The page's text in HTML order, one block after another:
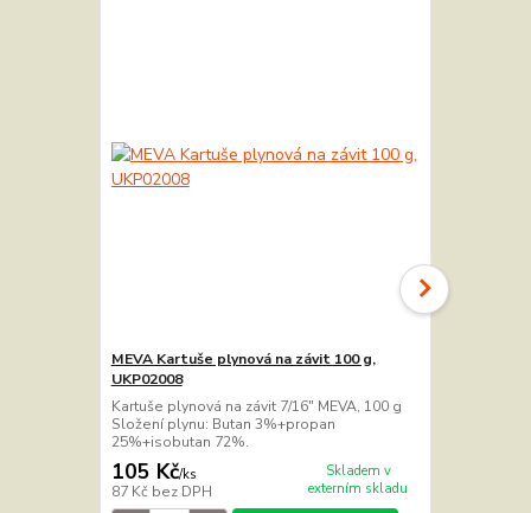
MEVA Kartuše plynová na závit 100 g,
UKP02008
Kartuše plynová na závit 7/16" MEVA, 100 g
Složení plynu: Butan 3%+propan
25%+isobutan 72%.
105 Kč/ks
87 Kč bez DPH
Skladem v
externím skladu